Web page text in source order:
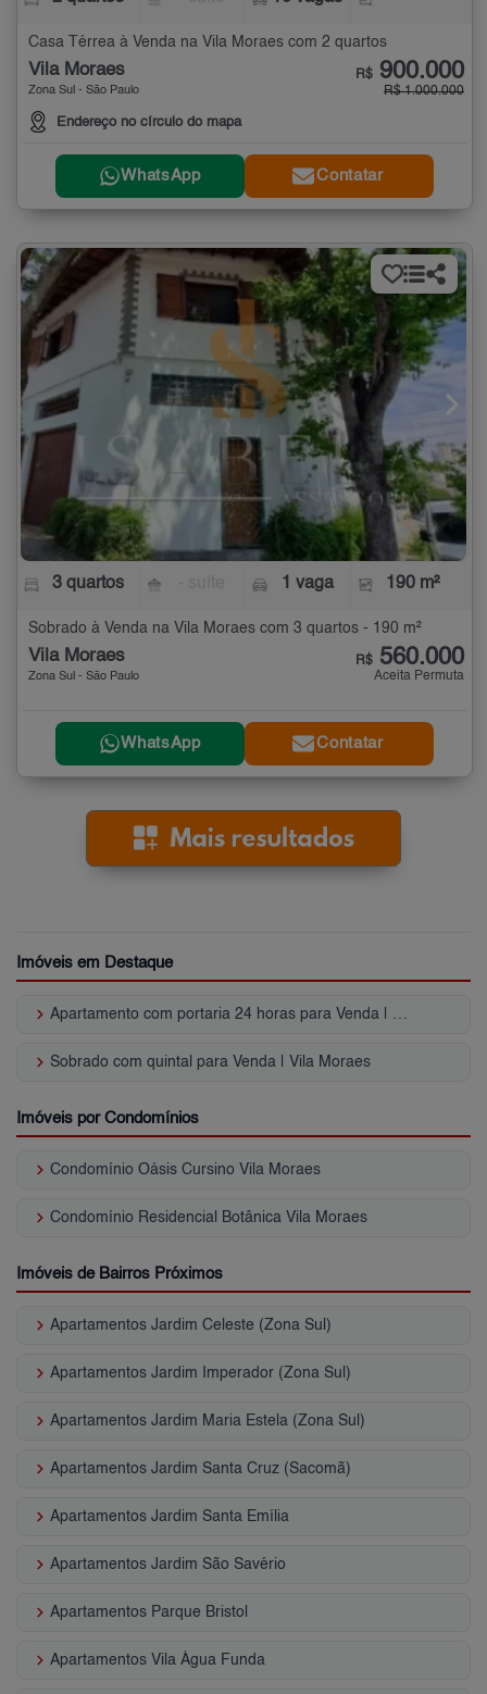
Casa Térrea à Venda na Vila Moraes com 2 quartos
Vila Moraes
Zona Sul - São Paulo
Endereço no círculo do mapa
R$ 900.000
R$ 1.000.000
WhatsApp Contatar
3 quartos 1 vaga 190 m²
Sobrado à Venda na Vila Moraes com 3 quartos - 190 m²
Vila Moraes
Zona Sul - São Paulo
R$ 560.000
Aceita Permuta
WhatsApp Contatar
Imóveis em Destaque
keyboard_arrow_right Apartamento com portaria 24 horas para Venda | Vila Moraes
keyboard_arrow_right Sobrado com quintal para Venda | Vila Moraes
Imóveis por Condomínios
keyboard_arrow_right Condomínio Oásis Cursino Vila Moraes
keyboard_arrow_right Condomínio Residencial Botânica Vila Moraes
Imóveis de Bairros Próximos
keyboard_arrow_right Apartamentos Jardim Celeste (Zona Sul)
keyboard_arrow_right Apartamentos Jardim Imperador (Zona Sul)
keyboard_arrow_right Apartamentos Jardim Maria Estela (Zona Sul)
keyboard_arrow_right Apartamentos Jardim Santa Cruz (Sacomã)
keyboard_arrow_right Apartamentos Jardim Santa Emília
keyboard_arrow_right Apartamentos Jardim São Savério
keyboard_arrow_right Apartamentos Parque Bristol
keyboard_arrow_right Apartamentos Vila Água Funda